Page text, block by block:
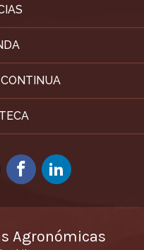
Agronómicas